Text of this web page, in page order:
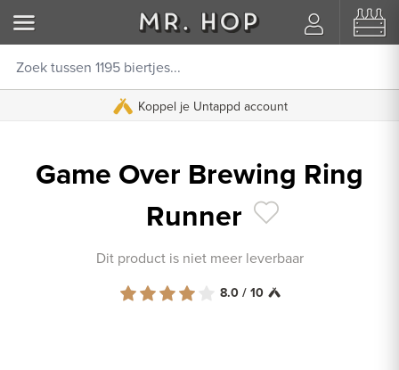
Koppel je Untappd account
Game Over Brewing Ring
Runner
Dit product is niet meer leverbaar
8.0 / 10